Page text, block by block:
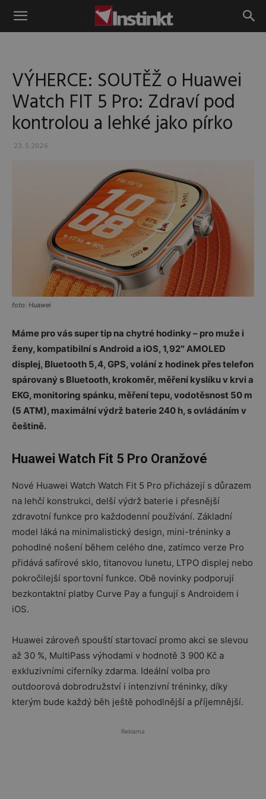
Instinkt
VÝHERCE: SOUTĚŽ o Huawei
Watch FIT 5 Pro: Zdraví pod
kontrolou a lehké jako pírko
23.5.2026
foto: Huawei
Máme pro vás super tip na chytré hodinky – pro muže i
ženy, kompatibilní s Android a iOS, 1,92″ AMOLED
displej, Bluetooth 5,4, GPS, volání z hodinek přes telefon
spárovaný s Bluetooth, krokoměr, měření kyslíku v krvi a
EKG, monitoring spánku, měření tepu, vodotěsnost 50 m
(5 ATM), maximální výdrž baterie 240 h, s ovládáním v
češtině.
Huawei Watch Fit 5 Pro Oranžové
Nové Huawei Watch Watch Fit 5 Pro přicházejí s důrazem
na lehčí konstrukci, delší výdrž baterie i přesnější
zdravotní funkce pro každodenní používání. Základní
model láká na minimalistický design, mini-tréninky a
pohodlné nošení během celého dne, zatímco verze Pro
přidává safírové sklo, titanovou lunetu, LTPO displej nebo
pokročilejší sportovní funkce. Obě novinky podporují
bezkontaktní platby Curve Pay a fungují s Androidem i
iOS.
Huawei zároveň spouští startovací promo akci se slevou
až 30 %, MultiPass výhodami v hodnotě 3 900 Kč a
exkluzivními ciferníky zdarma. Ideální volba pro
outdoorová dobrodružství i intenzivní tréninky, díky
kterým bude každý běh ještě pohodlnější a příjemnější.
Reklama